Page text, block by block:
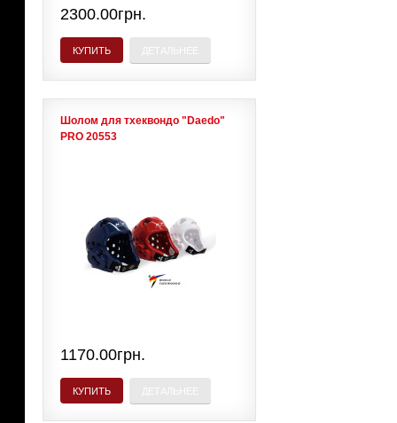
2300.00грн.
КУПИТЬ
Шолом для тхеквондо "Daedo"
PRO 20553
1170.00грн.
КУПИТЬ